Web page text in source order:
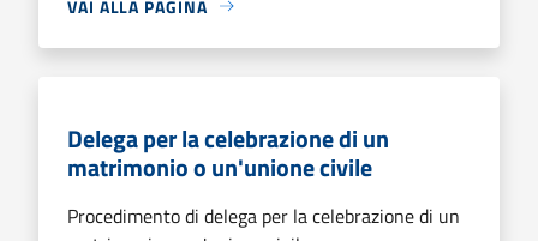
VAI ALLA PAGINA
Delega per la celebrazione di un
matrimonio o un'unione civile
Procedimento di delega per la celebrazione di un